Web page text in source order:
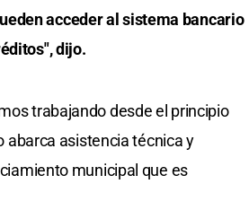
acceder al sistema bancario
dijo.
trabajando desde el principio
abarca asistencia técnica y
municipal que es